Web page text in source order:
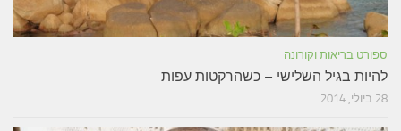
ספורט בריאות וקורונה
להיות בגיל השלישי – כשהרקטות עפות
28 ביולי, 2014